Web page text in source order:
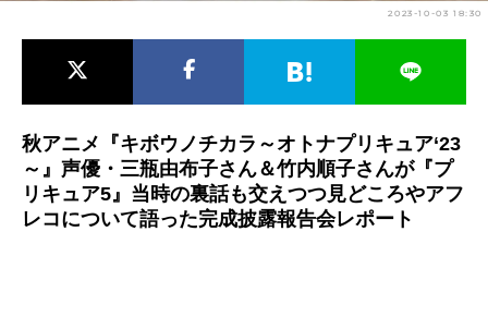
男性声優/女性声優一覧
2023-10-03 18:30
秋アニメ『キボウノチカラ～オトナプリキュア‘23
～』声優・三瓶由布子さん＆竹内順子さんが『プ
リキュア5』当時の裏話も交えつつ見どころやアフ
レコについて語った完成披露報告会レポート